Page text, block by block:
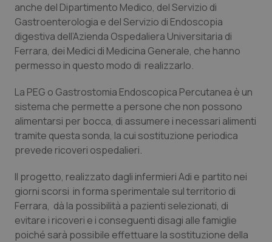
Friuli Venezia Giulia
Lazio
Lombardia
Marche
Molise
Piemonte
Provincia Autonoma di Bolzano
Dermatite Atopica
Diabete & glucometri
Dolore
Donna & Salute
Epatiti
HIV
Infezioni & Febbre
anche del Dipartimento Medico, del Servizio di
Gastroenterologia e del Servizio di Endoscopia
digestiva dell’Azienda Ospedaliera Universitaria di
Ferrara, dei Medici di Medicina Generale, che hanno
permesso in questo modo di realizzarlo.
La PEG o Gastrostomia Endoscopica Percutanea è un
sistema che permette a persone che non possono
alimentarsi per bocca, di assumere i necessari alimenti
tramite questa sonda, la cui sostituzione periodica
prevede ricoveri ospedalieri.
Il progetto, realizzato dagli infermieri Adi e partito nei
giorni scorsi in forma sperimentale sul territorio di
Ferrara, dà la possibilità a pazienti selezionati, di
evitare i ricoveri e i conseguenti disagi alle famiglie
poiché sarà possibile effettuare la sostituzione della